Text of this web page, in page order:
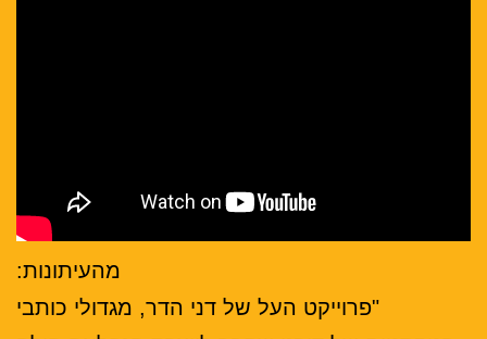
מהעיתונות:
"פרוייקט העל של דני הדר, מגדולי כותבי